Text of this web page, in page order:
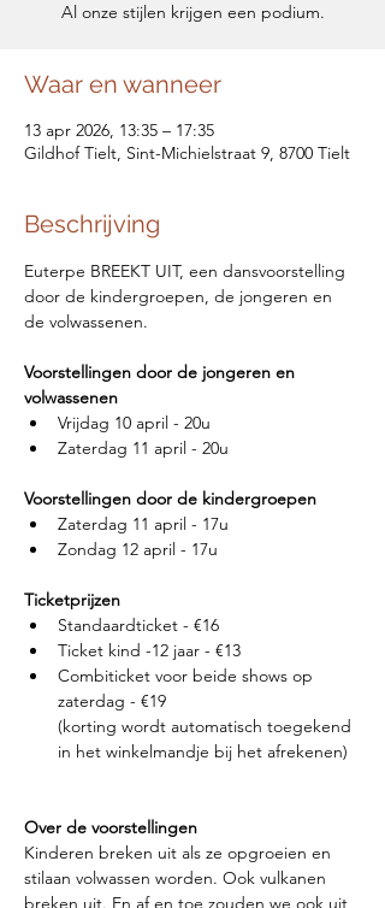
Al onze stijlen krijgen een podium.
Waar en wanneer
13 apr 2026, 13:35 – 17:35
Gildhof Tielt, Sint-Michielstraat 9, 8700 Tielt
Beschrijving
Euterpe BREEKT UIT, een dansvoorstelling
door de kindergroepen, de jongeren en
de volwassenen.
Voorstellingen door de jongeren en
volwassenen
Vrijdag 10 april - 20u
Zaterdag 11 april - 20u
Voorstellingen door de kindergroepen
Zaterdag 11 april - 17u
Zondag 12 april - 17u
Ticketprijzen
Standaardticket - €16
Ticket kind -12 jaar - €13
Combiticket voor beide shows op
zaterdag - €19
(korting wordt automatisch toegekend
in het winkelmandje bij het afrekenen)
Over de voorstellingen
Kinderen breken uit als ze opgroeien en
stilaan volwassen worden. Ook vulkanen
breken uit. En af en toe zouden we ook uit